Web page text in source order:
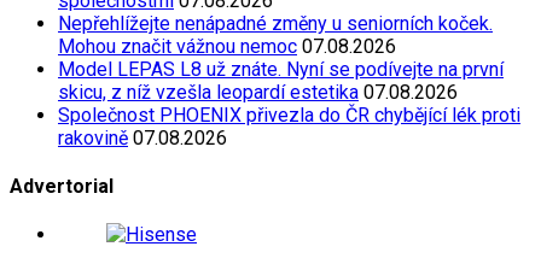
Nepřehlížejte nenápadné změny u seniorních koček.
Mohou značit vážnou nemoc 07.08.2026
Model LEPAS L8 už znáte. Nyní se podívejte na první
skicu, z níž vzešla leopardí estetika 07.08.2026
Společnost PHOENIX přivezla do ČR chybějící lék proti
rakovině 07.08.2026
Advertorial